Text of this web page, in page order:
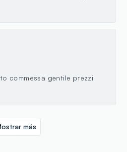
commessa gentile prezzi
más